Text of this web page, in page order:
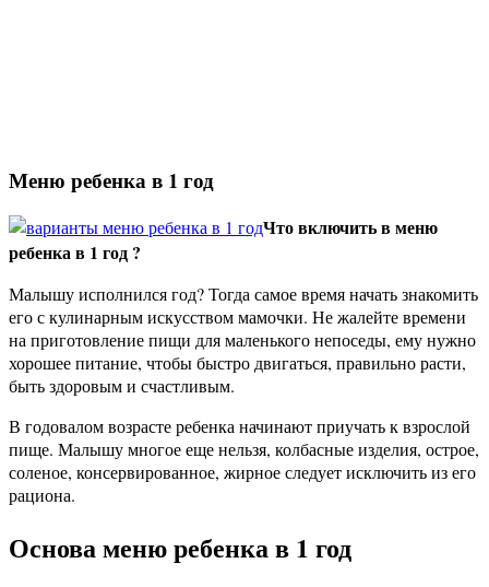
Меню ребенка в 1 год
Что включить в меню
ребенка в 1 год ?
Малышу исполнился год? Тогда самое время начать знакомить
его с кулинарным искусством мамочки. Не жалейте времени
на приготовление пищи для маленького непоседы, ему нужно
хорошее питание, чтобы быстро двигаться, правильно расти,
быть здоровым и счастливым.
В годовалом возрасте ребенка начинают приучать к взрослой
пище. Малышу многое еще нельзя, колбасные изделия, острое,
соленое, консервированное, жирное следует исключить из его
рациона.
Основа меню ребенка в 1 год